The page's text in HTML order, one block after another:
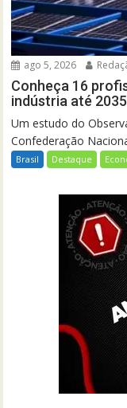
ago 5, 2026
Conheça 16
indústria até 2035
Um estudo do
Confederação
Brasil Destaque